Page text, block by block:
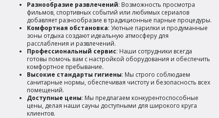
Разнообразие развлечений: Возможность просмотра
фильмов, спортивных событий или любимых сериалов
добавляет разнообразие в традиционные парные процедуры.
Комфортная обстановка: Уютные парилки и продуманные
зоны отдыха создают идеальную атмосферу для
расслабления и развлечений.
Профессиональный сервис: Наши сотрудники всегда
готовы помочь вам с настройкой оборудования и обеспечить
комфортное пребывание.
Высокие стандарты гигиены: Мы строго соблюдаем
санитарные нормы, обеспечивая чистоту и безопасность всех
помещений.
Доступные цены: Мы предлагаем конкурентоспособные
цены, делая наши сауны доступными для широкого круга
клиентов.